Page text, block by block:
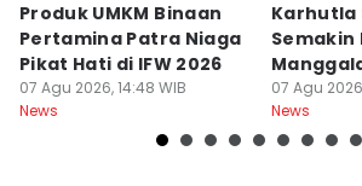
Produk UMKM Binaan
Pertamina Patra Niaga
Pikat Hati di IFW 2026
07 Agu 2026, 14:48 WIB
News
Karhutla
Semakin
Regu
07 Agu
News